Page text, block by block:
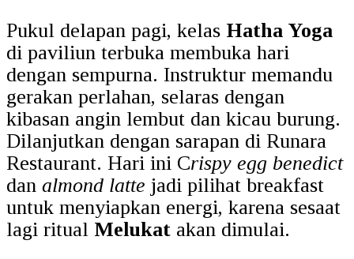
Pukul delapan pagi, kelas Hatha Yoga
di paviliun terbuka membuka hari
dengan sempurna. Instruktur memandu
gerakan perlahan, selaras dengan
kibasan angin lembut dan kicau burung.
Dilanjutkan dengan sarapan di Runara
Restaurant. Hari ini Crispy egg benedict
dan almond latte jadi pilihat breakfast
untuk menyiapkan energi, karena sesaat
lagi ritual Melukat akan dimulai.